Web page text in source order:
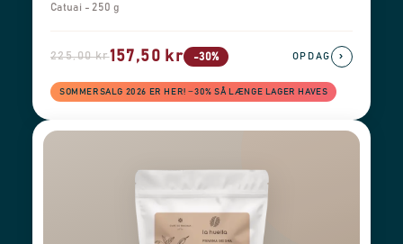
Catuai - 250 g
225,00 kr157,50 kr -30%
SOMMERSALG 2026 ER HER! −30% SÅ LÆNGE LAGER HAVES
OPDAG ›